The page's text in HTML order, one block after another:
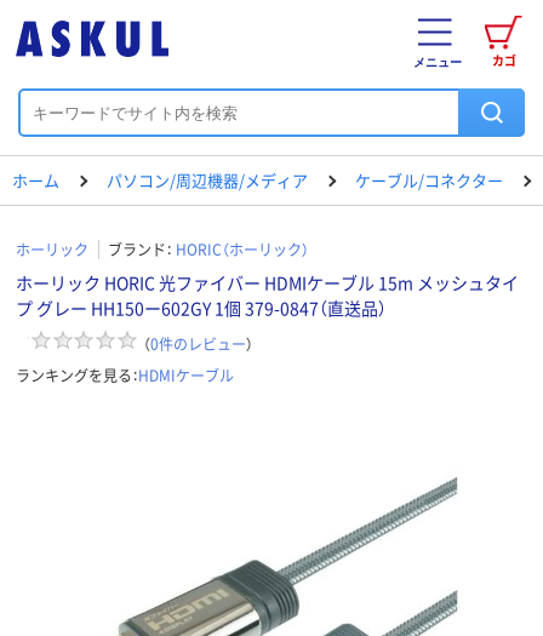
カゴ
メニュー
ホーム パソコン/周辺機器/メディア ケーブル/コネクター
ホーリック ブランド： HORIC（ホーリック）
ホーリック HORIC 光ファイバー HDMIケーブル 15m メッシュタイ
プ グレー HH150ー602GY 1個 379-0847（直送品）
（0件のレビュー）
ランキングを見る：HDMIケーブル